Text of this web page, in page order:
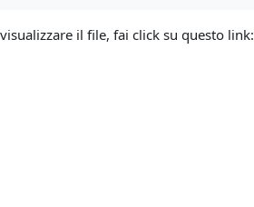
il file, fai click su questo link: